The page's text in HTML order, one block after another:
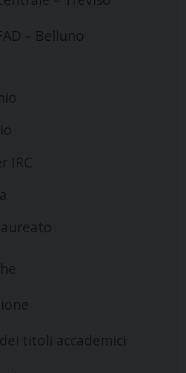
– Belluno
IRC
titoli accademici